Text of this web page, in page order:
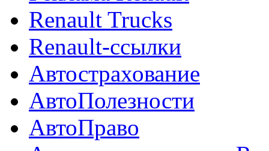
Renault Trucks
Renault-ссылки
Автострахование
АвтоПолезности
АвтоПраво